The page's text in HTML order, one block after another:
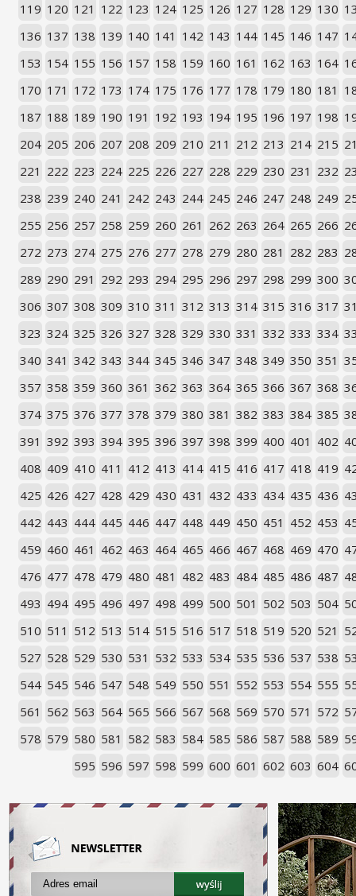
119 120 121 122 123 124 125 126 127 128 129 130
136 137 138 139 140 141 142 143 144 145 146 147
153 154 155 156 157 158 159 160 161 162 163 164
170 171 172 173 174 175 176 177 178 179 180 181
187 188 189 190 191 192 193 194 195 196 197 198
204 205 206 207 208 209 210 211 212 213 214 215
221 222 223 224 225 226 227 228 229 230 231 232
238 239 240 241 242 243 244 245 246 247 248 249
255 256 257 258 259 260 261 262 263 264 265 266
272 273 274 275 276 277 278 279 280 281 282 283
289 290 291 292 293 294 295 296 297 298 299 300
306 307 308 309 310 311 312 313 314 315 316 317
323 324 325 326 327 328 329 330 331 332 333 334
340 341 342 343 344 345 346 347 348 349 350 351
357 358 359 360 361 362 363 364 365 366 367 368
374 375 376 377 378 379 380 381 382 383 384 385
391 392 393 394 395 396 397 398 399 400 401 402
408 409 410 411 412 413 414 415 416 417 418 419
425 426 427 428 429 430 431 432 433 434 435 436
442 443 444 445 446 447 448 449 450 451 452 453
459 460 461 462 463 464 465 466 467 468 469 470
476 477 478 479 480 481 482 483 484 485 486 487
493 494 495 496 497 498 499 500 501 502 503 504
510 511 512 513 514 515 516 517 518 519 520 521
527 528 529 530 531 532 533 534 535 536 537 538
544 545 546 547 548 549 550 551 552 553 554 555
561 562 563 564 565 566 567 568 569 570 571 572
578 579 580 581 582 583 584 585 586 587 588 589
595 596 597 598 599 600 601 602 603 604